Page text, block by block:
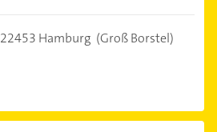
22453 Hamburg (Groß Borstel)